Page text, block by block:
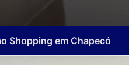
Shopping em Chapecó